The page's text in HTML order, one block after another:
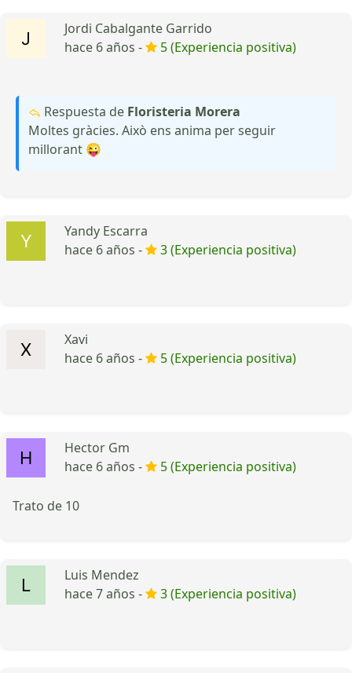
Jordi Cabalgante Garrido
hace 6 años -
5 (Experiencia positiva)
Respuesta de Floristeria Morera
Moltes gràcies. Això ens anima per seguir
millorant 😜
Yandy Escarra
hace 6 años -
3 (Experiencia positiva)
Xavi
hace 6 años -
5 (Experiencia positiva)
Hector Gm
hace 6 años -
5 (Experiencia positiva)
Trato de 10
Luis Mendez
hace 7 años -
3 (Experiencia positiva)